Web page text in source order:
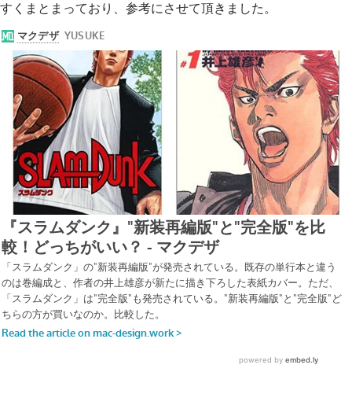
すくまとまっており、参考にさせて頂きました。